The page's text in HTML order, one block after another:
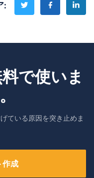
:
で使いま
ている原因を突き止めま
作成